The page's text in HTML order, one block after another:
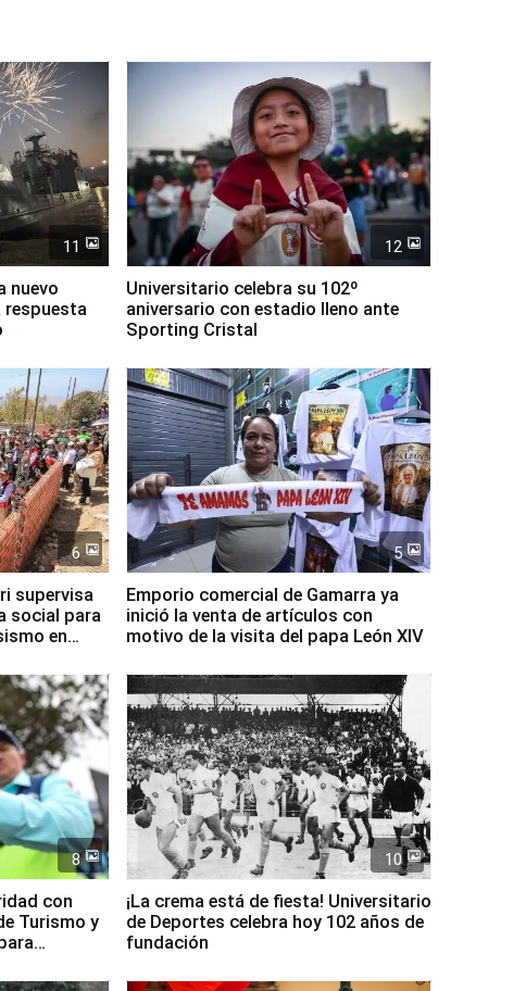
11
nuevo
respuesta
12
Universitario celebra su 102º
aniversario con estadio lleno ante
Sporting Cristal
6
supervisa
social para
en
5
Emporio comercial de Gamarra ya
inició la venta de artículos con
motivo de la visita del papa León XIV
8
con
Turismo y
10
¡La crema está de fiesta! Universitario
de Deportes celebra hoy 102 años de
fundación